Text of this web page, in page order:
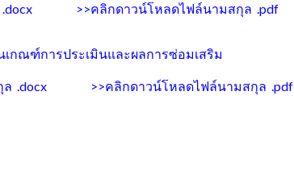
>>คลิกดาวน์โหลดไฟล์นามสกุล .pdf
เกณฑ์การประเมินและผลการซ่อมเสริม
.docx >>คลิกดาวน์โหลดไฟล์นามสกุล .pdf